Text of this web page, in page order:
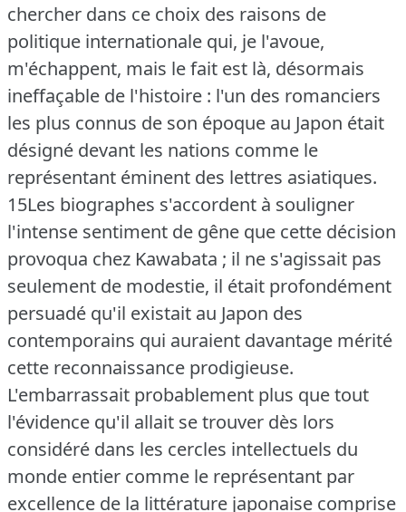
chercher dans ce choix des raisons de
politique internationale qui, je l'avoue,
m'échappent, mais le fait est là, désormais
ineffaçable de l'histoire : l'un des romanciers
les plus connus de son époque au Japon était
désigné devant les nations comme le
représentant éminent des lettres asiatiques.
15Les biographes s'accordent à souligner
l'intense sentiment de gêne que cette décision
provoqua chez Kawabata ; il ne s'agissait pas
seulement de modestie, il était profondément
persuadé qu'il existait au Japon des
contemporains qui auraient davantage mérité
cette reconnaissance prodigieuse.
L'embarrassait probablement plus que tout
l'évidence qu'il allait se trouver dès lors
considéré dans les cercles intellectuels du
monde entier comme le représentant par
excellence de la littérature japonaise comprise